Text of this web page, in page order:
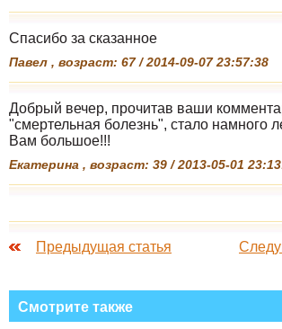
Спасибо за сказанное
Павел , возраст: 67 / 2014-09-07 23:57:38
Добрый вечер, прочитав ваши
"смертельная болезнь", стало намного
Вам большое!!!
Екатерина , возраст: 39 / 2013-05-01
Предыдущая статья
Смотрите также